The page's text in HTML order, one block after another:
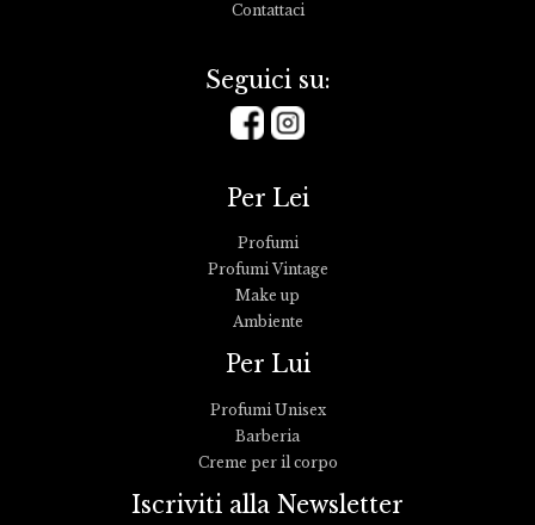
Contattaci
Seguici su:
Per Lei
Profumi
Profumi Vintage
Make up
Ambiente
Per Lui
Profumi Unisex
Barberia
Creme per il corpo
Iscriviti alla Newsletter